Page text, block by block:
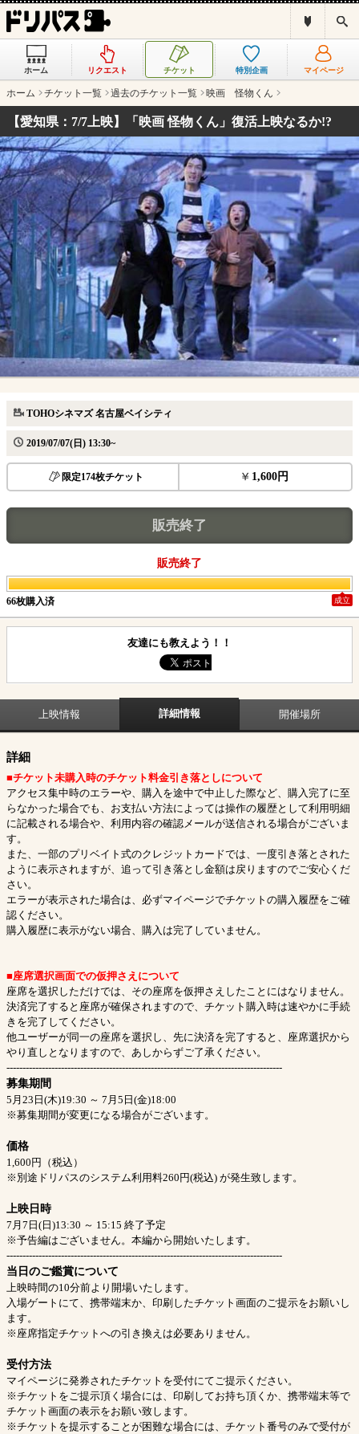
ス
ホーム リクエスト チケット 特別企画 マイページ
ホーム チケット一覧 過去のチケット一覧 映画 怪物くん
【愛知県：7/7上映】「映画 怪物くん」復活上映なるか!?
TOHOシネマズ 名古屋ベイシティ
2019/07/07(日) 13:30~
限定174枚チケット 1,600円
販売終了
販売終了
66枚購入済 成立
友達にも教えよう！！
上映情報 詳細情報 開催場所
詳細
■チケット未購入時のチケット料金引き落としについて
アクセス集中時のエラーや、購入を途中で中止した際など、購入完了に至
らなかった場合でも、お支払い方法によっては操作の履歴として利用明細
に記載される場合や、利用内容の確認メールが送信される場合がございま
す。
また、一部のプリベイト式のクレジットカードでは、一度引き落とされた
ように表示されますが、追って引き落とし金額は戻りますのでご安心くだ
さい。
エラーが表示された場合は、必ずマイページでチケットの購入履歴をご確
認ください。
購入履歴に表示がない場合、購入は完了していません。
■座席選択画面での仮押さえについて
座席を選択しただけでは、その座席を仮押さえしたことにはなりません。
決済完了すると座席が確保されますので、チケット購入時は速やかに手続
きを完了してください。
他ユーザーが同一の座席を選択し、先に決済を完了すると、座席選択から
やり直しとなりますので、あしからずご了承ください。
--------------------------------------------------------------------------------------
募集期間
5月23日(木)19:30 ～ 7月5日(金)18:00
※募集期間が変更になる場合がございます。
価格
1,600円（税込）
※別途ドリパスのシステム利用料260円(税込) が発生致します。
上映日時
7月7日(日)13:30 ～ 15:15 終了予定
※予告編はございません。本編から開始いたします。
--------------------------------------------------------------------------------------
当日のご鑑賞について
上映時間の10分前より開場いたします。
入場ゲートにて、携帯端末か、印刷したチケット画面のご提示をお願いし
ます。
※座席指定チケットへの引き換えは必要ありません。
受付方法
マイページに発券されたチケットを受付にてご提示ください。
※チケットをご提示頂く場合には、印刷してお持ち頂くか、携帯端末等で
チケット画面の表示をお願い致します。
※チケットを提示することが困難な場合には、チケット番号のみで受付が